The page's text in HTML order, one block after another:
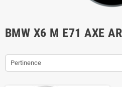
BMW X6 M E71 AXE
Pertinence